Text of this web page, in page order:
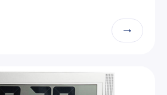
→